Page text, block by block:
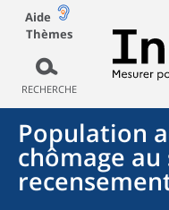
Aide
Thèmes
RECHERCHE
Population
chômage au